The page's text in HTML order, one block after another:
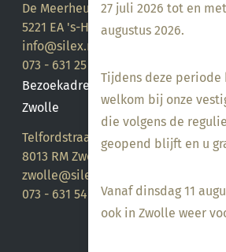
27 juli 2026 tot en
augustus 2026.
Tijdens deze periode
welkom bij onze
die volgens de
geopend blijft en u
Vanaf dinsdag 11
ook in Zwolle weer
De Meerheuvel 21
5221 EA 's-Hertogenbosch
info@silex.nl
073 - 631 25 28
Bezoekadres
Zwolle
Telfordstraat 14
8013 RM Zwolle
zwolle@silex.nl
073 - 631 54 05